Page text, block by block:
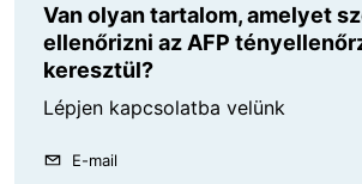
Van olyan tartalom, amelyet
ellenőrizni az AFP
keresztül?
Lépjen kapcsolatba velünk
E-mail